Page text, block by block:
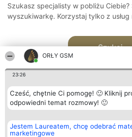
ORŁY GSM
23:26
Cześć, chętnie Ci pomogę! 🙂 Kliknij
odpowiedni temat rozmowy! 🙂
Jestem Laureatem, chcę odebrać
marketingowe
Szukasz specjalisty w pobliżu
wyszukiwarkę. Korzystaj tylko z usług
Szukaj
Organizator plebiscytu
Bright Side Solutions sp. z o.
o. sp. k.
Plebiscyt
Laureaci